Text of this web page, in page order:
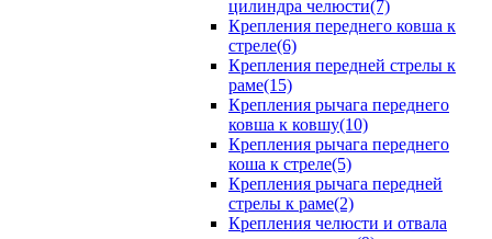
цилиндра челюсти(7)
Крепления переднего ковша к
стреле(6)
Крепления передней стрелы к
раме(15)
Крепления рычага переднего
ковша к ковшу(10)
Крепления рычага переднего
коша к стреле(5)
Крепления рычага передней
стрелы к раме(2)
Крепления челюсти и отвала